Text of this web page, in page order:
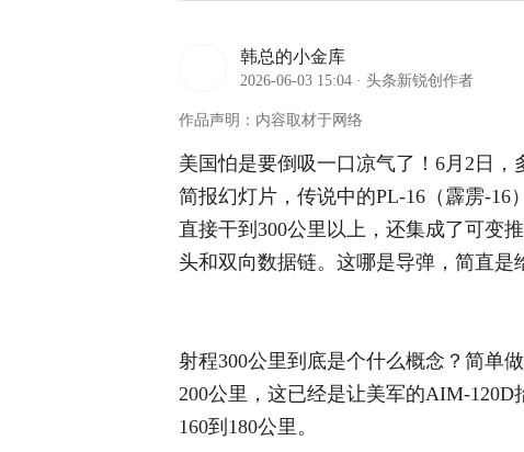
韩总的小金库
2026-06-03 15:04 · 头条新锐创作者
作品声明：内容取材于网络
美国怕是要倒吸一口凉气了！6月2日
简报幻灯片，传说中的PL-16（霹雳-
直接干到300公里以上，还集成了可变
头和双向数据链。这哪是导弹，简直是
射程300公里到底是个什么概念？简单
200公里，这已经是让美军的AIM-
160到180公里。